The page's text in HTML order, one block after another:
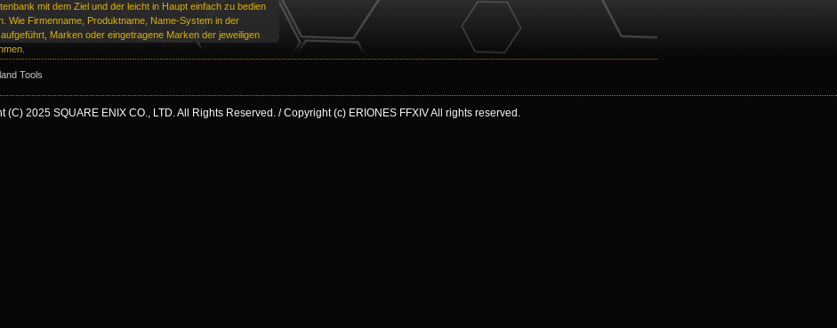
mit dem Ziel und der leicht in Haupt einfach zu bedien
Wie Firmenname, Produktname, Name-System in der
Marken oder eingetragene Marken der jeweiligen
Tools
(C) 2025 SQUARE ENIX CO., LTD. All Rights Reserved. / Copyright (c) ERIONES FFXIV All rights reserved.